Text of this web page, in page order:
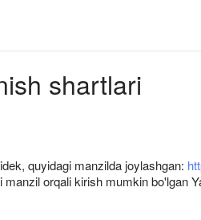
shartlari
quyidagi manzilda joylashgan:
orqali kirish mumkin bo'lgan